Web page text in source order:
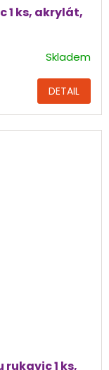
1 ks, akrylát,
Skladem
DETAIL
rukavic 1 ks,